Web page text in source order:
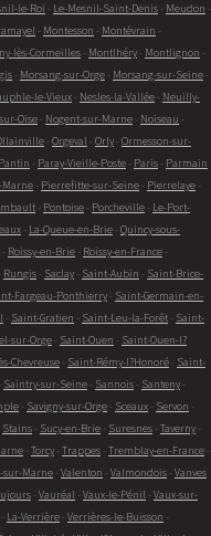
le-Roi - Le-Mesnil-Saint-Denis - Meudon -
- Montesson - Montévrain -
lès-Cormeilles - Montlhéry - Montlignon -
- Morsang-sur-Orge - Morsang-sur-Seine -
le-Vieux - Nesles-la-Vallée - Neuilly-
Oise - Nogent-sur-Marne - Noiseau -
- Orgeval - Orly - Ormesson-sur-
Pantin - Paray-Vieille-Poste - Paris - Parmain
Marne - Pierrefitte-sur-Seine - Pierrelaye -
- Pontoise - Porcheville - Le-Port-
- La-Queue-en-Brie - Quincy-sous-
- Roissy-en-Brie - Roissy-en-France -
Rungis - Saclay - Saint-Aubin - Saint-Brice-
Fargeau-Ponthierry - Saint-Germain-en-
- Saint-Gratien - Saint-Leu-la-Forêt - Saint-
sur-Orge - Saint-Ouen - Saint-Ouen-l?
Chevreuse - Saint-Rémy-l?Honoré - Saint-
Saintry-sur-Seine - Sannois - Santeny -
- Savigny-sur-Orge - Sceaux - Servon -
Stains - Sucy-en-Brie - Suresnes - Taverny -
- Torcy - Trappes - Tremblay-en-France -
sur-Marne - Valenton - Valmondois - Vanves
- Vauréal - Vaux-le-Pénil - Vaux-sur-
- La-Verrière - Verrières-le-Buisson -